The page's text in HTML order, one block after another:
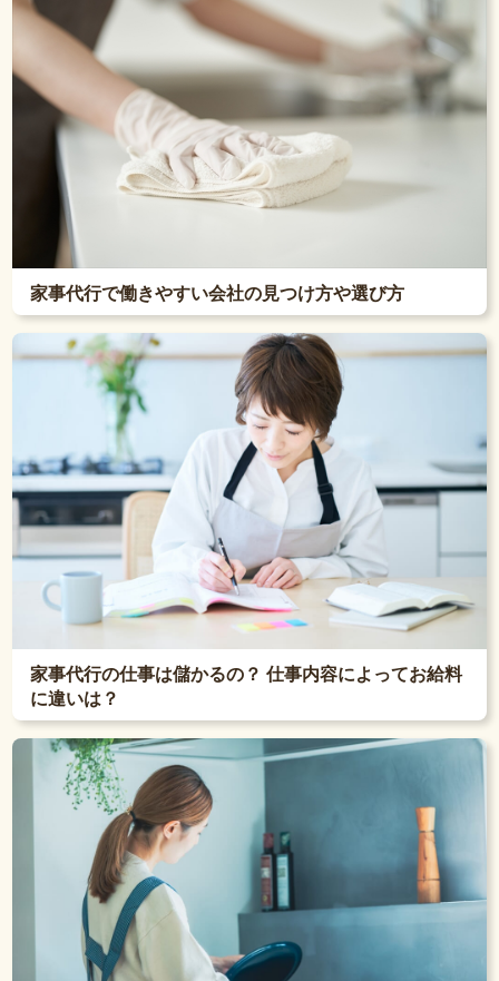
家事代行で働きやすい会社の見つけ方や選び方
家事代行の仕事は儲かるの？ 仕事内容によってお給料
に違いは？